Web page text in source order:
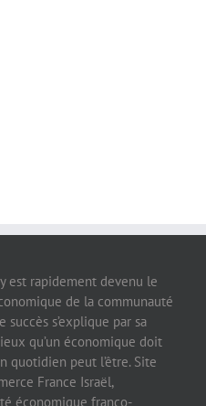
est rapidement devenu le
de la communauté
s’explique par sa
qu’un économique doit
quotidien peut l’être. Site
France Israël,
économique franco-